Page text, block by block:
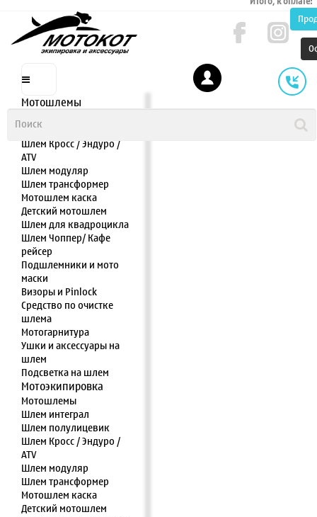
Мотошлемы
Шлем полулицевик
Шлем Кросс / Эндуро /
ATV
Шлем модуляр
Шлем трансформер
Мотошлем каска
Детский мотошлем
Шлем для квадроцикла
Шлем Чоппер/ Кафе
рейсер
Подшлемники и мото
маски
Визоры и Pinlock
Средство по очистке
шлема
Мотогарнитура
Ушки и аксессуары на
шлем
Подсветка на шлем
Мотоэкипировка
Мотошлемы
Шлем интеграл
Шлем полулицевик
Шлем Кросс / Эндуро /
ATV
Шлем модуляр
Шлем трансформер
Мотошлем каска
Детский мотошлем